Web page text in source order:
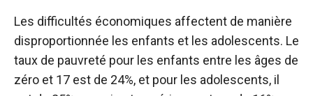
Les difficultés économiques affectent de manière
disproportionnée les enfants et les adolescents. Le
taux de pauvreté pour les enfants entre les âges de
zéro et 17 est de 24%, et pour les adolescents, il